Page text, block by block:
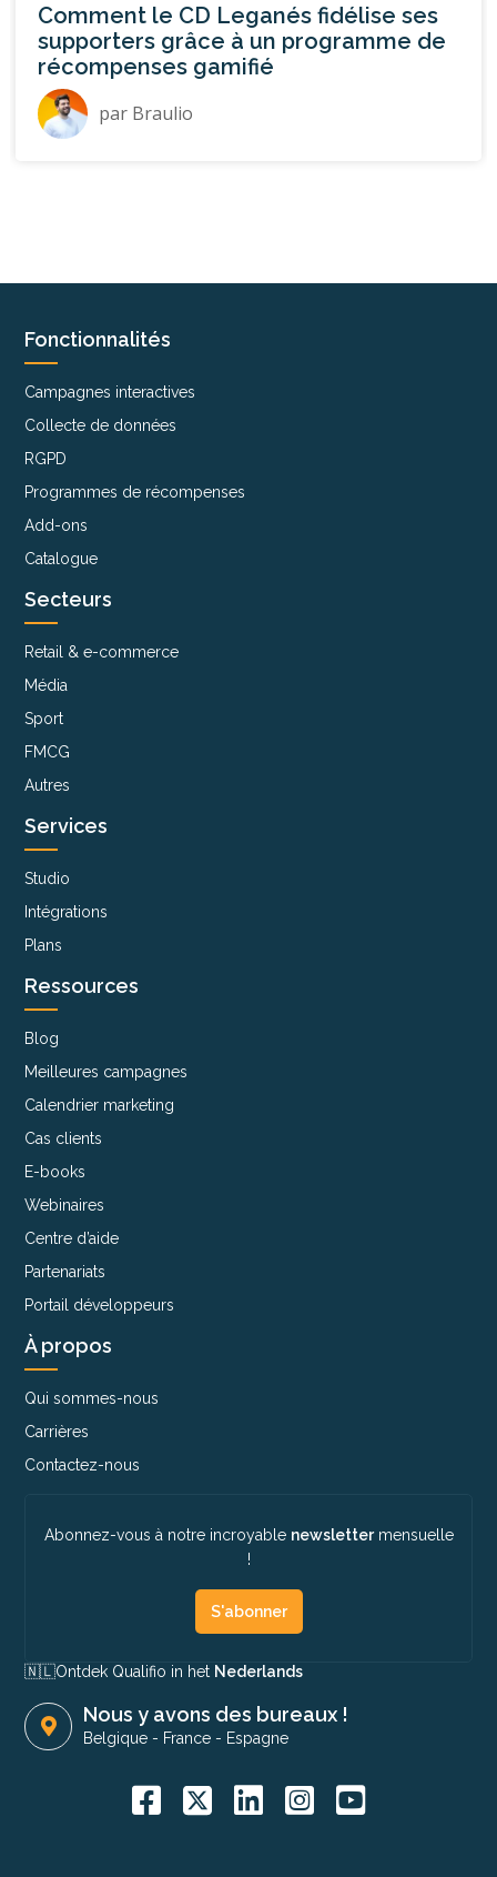
Comment le CD Leganés fidélise ses
supporters grâce à un programme de
récompenses gamifié
par Braulio
Fonctionnalités
Campagnes interactives
Collecte de données
RGPD
Programmes de récompenses
Add-ons
Catalogue
Secteurs
Retail & e-commerce
Média
Sport
FMCG
Autres
Services
Studio
Intégrations
Plans
Ressources
Blog
Meilleures campagnes
Calendrier marketing
Cas clients
E-books
Webinaires
Centre d’aide
Partenariats
Portail développeurs
À propos
Qui sommes-nous
Carrières
Contactez-nous
Abonnez-vous à notre incroyable newslettermensuelle
!
S'abonner
🇳🇱​Ontdek Qualifio in het Nederlands
Nous y avons des bureaux !
Belgique - France - Espagne